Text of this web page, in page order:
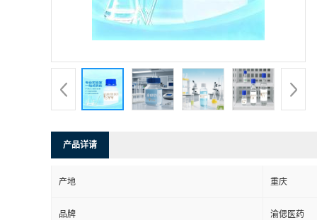
产品详请
产地 重庆
品牌 渝偲医药